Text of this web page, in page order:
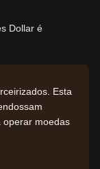
Dollar é
Esta
operar moedas